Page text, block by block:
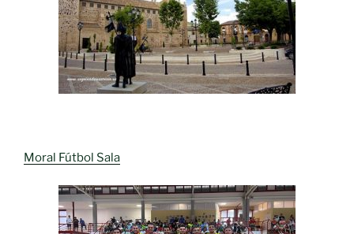
Moral Fútbol Sala